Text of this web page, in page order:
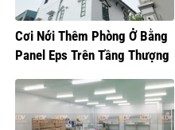
Cơi Nới Thêm Phòng Ở Bằng
Panel Eps Trên Tầng Thượng